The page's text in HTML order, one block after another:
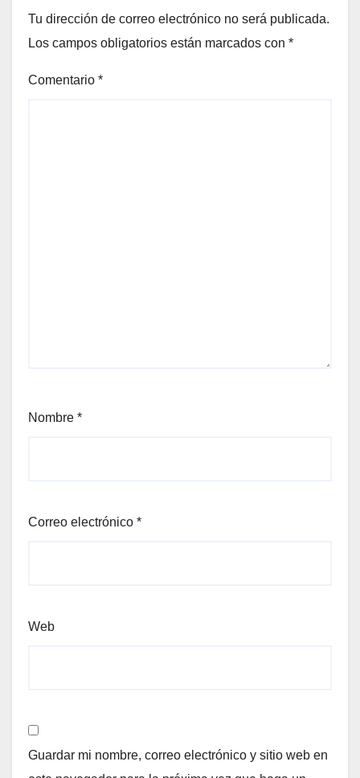
Tu dirección de correo electrónico no será publicada.
Los campos obligatorios están marcados con *
Comentario *
Nombre *
Correo electrónico *
Web
Guardar mi nombre, correo electrónico y sitio web en